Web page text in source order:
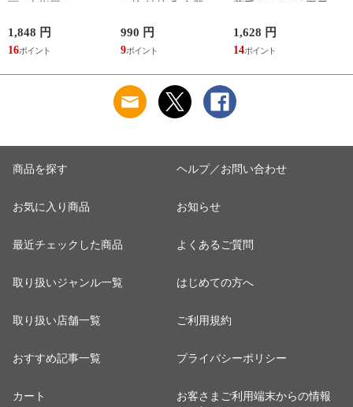
い ベーシックカラー
ゆったりメッシュメ
ンズ5本指ソックス
1,848 円
16
対応 レンジ 割れな
い 軽い 木目 Natule
レンジ手付木目椀 L
990 円
9
止 グッズ 夏 備長炭
メッシュサポーター
1,628 円
14
商品を探す
お気に入り商品
最近チェックした商品
取り扱いジャンル一覧
取り扱い店舗一覧
おすすめ記事一覧
カート
ヘルプ／お問い合わせ
お知らせ
よくあるご質問
はじめての方へ
ご利用規約
プライバシーポリシー
お客さまご利用端末からの情報